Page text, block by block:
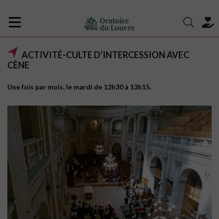
ACTIVITÉ-CULTE D’INTERCESSION AVEC
CÈNE
Une fois par mois, le mardi de 12h30 à 13h15.